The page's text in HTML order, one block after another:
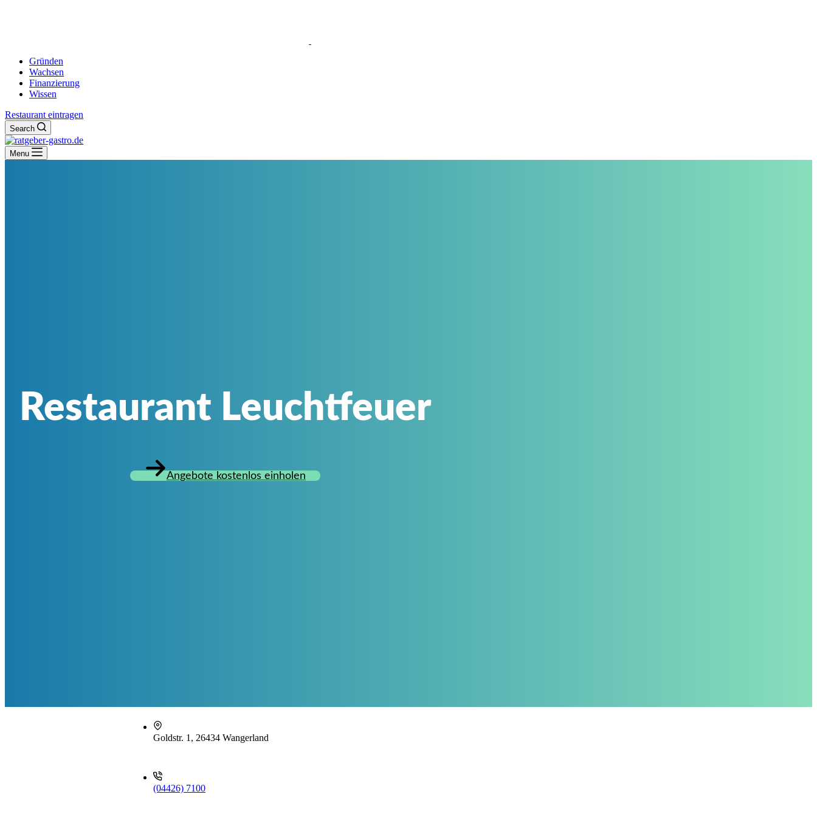
Gründen
Wachsen
Finanzierung
Wissen
Restaurant eintragen
Search
Menu
Restaurant Leuchtfeuer
Angebote kostenlos einholen
Goldstr. 1, 26434 Wangerland
(04426) 7100